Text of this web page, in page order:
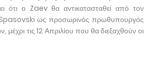
ότι ο Zaev θα αντικατασταθεί από τον
ως προσωρινός πρωθυπουργός
μέχρι τις 12 Απριλίου που θα διεξαχθούν οι